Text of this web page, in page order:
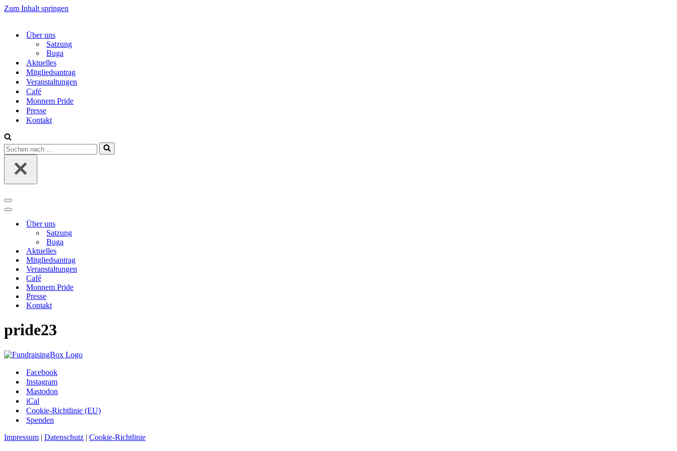
Zum Inhalt springen
Über uns
Satzung
Buga
Aktuelles
Mitgliedsantrag
Veranstaltungen
Café
Monnem Pride
Presse
Kontakt
Suchen
nach …
Navigations-
Menü
Navigations-
Über uns
Satzung
Buga
Aktuelles
Mitgliedsantrag
Veranstaltungen
Café
Monnem Pride
Presse
Kontakt
pride23
Facebook
Instagram
Mastodon
iCal
Cookie-Richtlinie (EU)
Spenden
Impressum | Datenschutz | Cookie-Richtlinie